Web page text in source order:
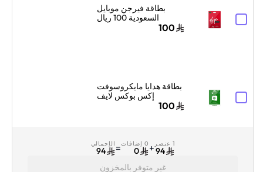
بطاقة فيرجن موبايل
السعودية 100 ريال
سعودي إرسال الرمز100
بطاقة هدايا مايكروسوفت
إكس بوكس لايف
100
1 عنصر
94
+ 0 إضافات
0
= الإجمالي
94
غير متوفر بالمخزون